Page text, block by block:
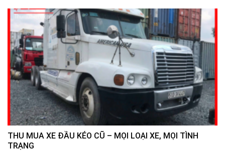
THU MUA XE ĐẦU KÉO CŨ – MỌI LOẠI XE, MỌI TÌNH
TRẠNG